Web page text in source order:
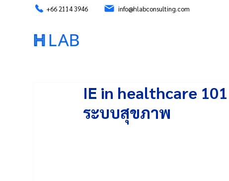
+66 2114 3946 info@hlabconsulting.com
IE in healthcare
ระบบสุขภาพ